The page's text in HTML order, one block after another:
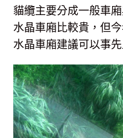
貓纜主要分成一般車
水晶車廂比較貴，但
水晶車廂建議可以事